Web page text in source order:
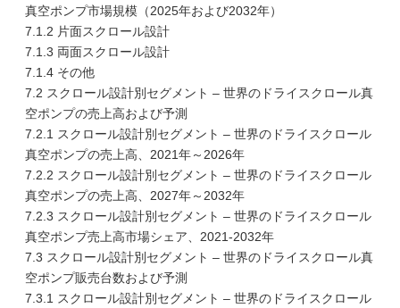
真空ポンプ市場規模（2025年および2032年）
7.1.2 片面スクロール設計
7.1.3 両面スクロール設計
7.1.4 その他
7.2 スクロール設計別セグメント – 世界のドライスクロール真
空ポンプの売上高および予測
7.2.1 スクロール設計別セグメント – 世界のドライスクロール
真空ポンプの売上高、2021年～2026年
7.2.2 スクロール設計別セグメント – 世界のドライスクロール
真空ポンプの売上高、2027年～2032年
7.2.3 スクロール設計別セグメント – 世界のドライスクロール
真空ポンプ売上高市場シェア、2021-2032年
7.3 スクロール設計別セグメント – 世界のドライスクロール真
空ポンプ販売台数および予測
7.3.1 スクロール設計別セグメント – 世界のドライスクロール